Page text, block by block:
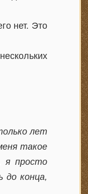
нет. Это
лет
такое
я просто
до конца,